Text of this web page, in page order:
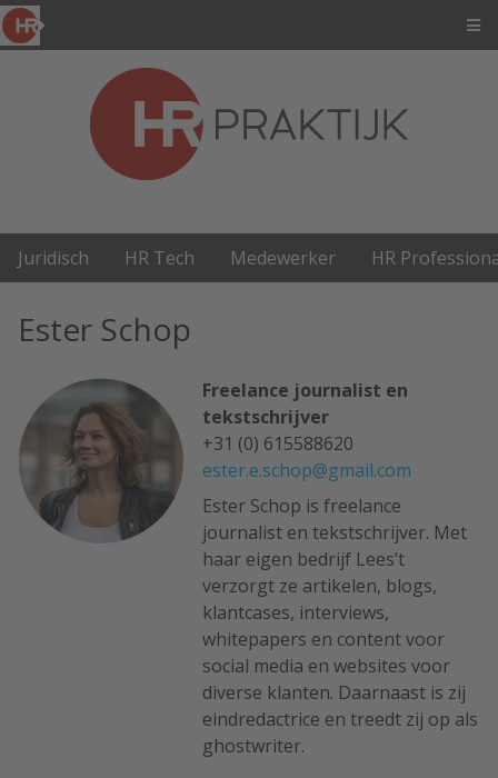
Juridisch HR Tech Medewerker HR
Ester Schop
Freelance journalist en
tekstschrijver
+31 (0) 615588620
ester.e.schop@gmail.com
Ester Schop is freelance
journalist en tekstschrijver. Met
haar eigen bedrijf Lees’t
verzorgt ze artikelen, blogs,
klantcases, interviews,
whitepapers en content voor
social media en websites voor
diverse klanten. Daarnaast is zij
eindredactrice en treedt zij op als
ghostwriter.